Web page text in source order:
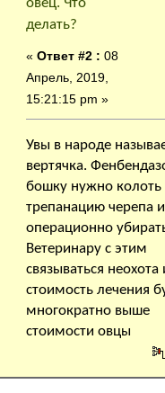
делать?
« Ответ #2 : 08
Апрель, 2019,
15:21:15 pm »
Увы в народе
вертячка.
бошку нужно колоть
трепанацию черепа и
операционно
Ветеринару с этим
связываться неохота
стоимость лечения
многократно выше
стоимости овцы